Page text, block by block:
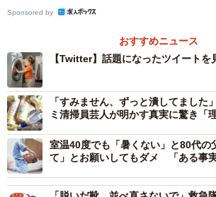
男の子を育てる「肉球せんせい🐾皮膚科
その方法は、子どもが引き出しや扉を
ようにするベビーガードを、洗濯機本体
の内側に垂らしておくというもの。扉を
と、ガードが挟まって閉まらず、もしも
ガードを扉の外に出そうとしても２本と
必要になります。
Sponsored by
おすすめニュース
【Twitter】話題になったツイートを
「すみません、ずっと潰してました
ミ清掃員芸人が明かす真実に驚き「
室温40度でも「暑くない」と80代
て」とお願いしてもダメ 「ある事